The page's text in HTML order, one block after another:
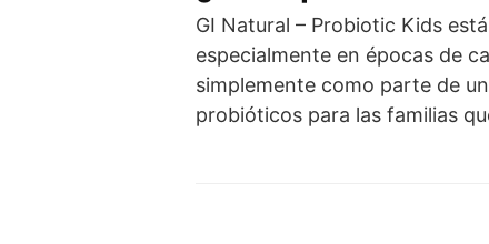
GI Natural – Probiotic Kids
especialmente en épocas de
simplemente como parte de
probióticos para las familias